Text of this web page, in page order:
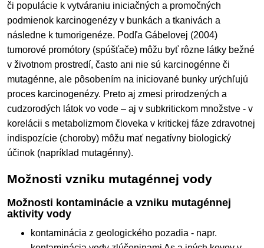
či populácie k vytváraniu iniciačných a promočných
podmienok karcinogenézy v bunkách a tkanivách a
následne k tumorigenéze. Podľa Gábelovej (2004)
tumorové promótory (spúšťače) môžu byť rôzne látky bežné
v životnom prostredí, často ani nie sú karcinogénne či
mutagénne, ale pôsobením na iniciované bunky urýchľujú
proces karcinogenézy. Preto aj zmesi prirodzených a
cudzorodých látok vo vode – aj v subkritickom množstve - v
korelácii s metabolizmom človeka v kritickej fáze zdravotnej
indispozície (choroby) môžu mať negatívny biologický
účinok (napríklad mutagénny).
Možnosti vzniku mutagénnej vody
Možnosti kontaminácie a vzniku mutagénnej
aktivity vody
kontaminácia z geologického pozadia - napr.